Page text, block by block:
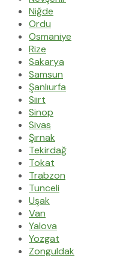
Niğde
Ordu
Osmaniye
Rize
Sakarya
Samsun
Şanlıurfa
Siirt
Sinop
Sivas
Şırnak
Tekirdağ
Tokat
Trabzon
Tunceli
Uşak
Van
Yalova
Yozgat
Zonguldak